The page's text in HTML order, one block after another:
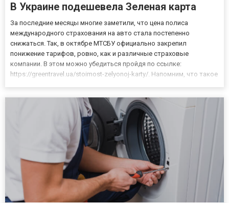
В Украине подешевела Зеленая карта
За последние месяцы многие заметили, что цена полиса
международного страхования на авто стала постепенно
снижаться. Так, в октябре МТСБУ официально закрепил
понижение тарифов, ровно, как и различные страховые
компании. В этом можно убедиться пройдя по ссылке:
https://greentravel.ua/stoimost-zelyonoj-karty/. Напомним, что такое